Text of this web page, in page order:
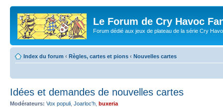
Le Forum de Cry Havoc
Forum dédié aux jeux de plateau de la série Cry
Index du forum ‹ Règles, cartes et pions ‹ Nouvelles cartes
Idées et demandes de nouvelles cartes
Modérateurs: Vox populi Joarloc'h buxeria